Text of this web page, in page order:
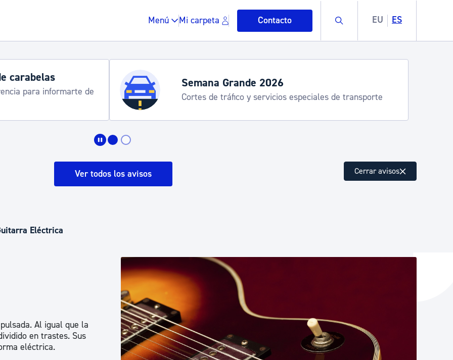
Menú Mi carpeta Contacto Buscar EU ES
Espacio público, residuos y medioambiente
Desarrollo económico y empleo
Igualdad, Derechos Humanos y convivencia
Cultura
carabelas
para informarte de
Semana Grande 2026
Cortes de tráfico y servicios especiales de transporte
Ver todos los avisos Cerrar avisos
Eléctrica
Al igual que la
en trastes. Sus
eléctrica.